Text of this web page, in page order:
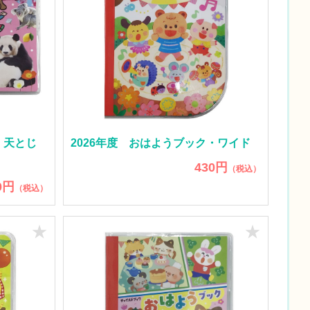
とじ
（税込）
2026年度 おはようブック・ワイド
430円 （税込）
★ ★